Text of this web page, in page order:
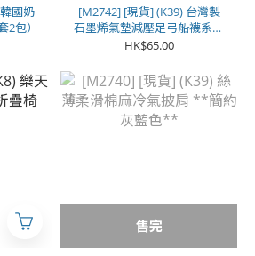
國奶
包）
[M2742] [現貨] (K39) 台灣製
石墨烯氣墊減壓足弓船襪系列
(1色各2對 | 1套共6對) **女
HK$65.00
售完